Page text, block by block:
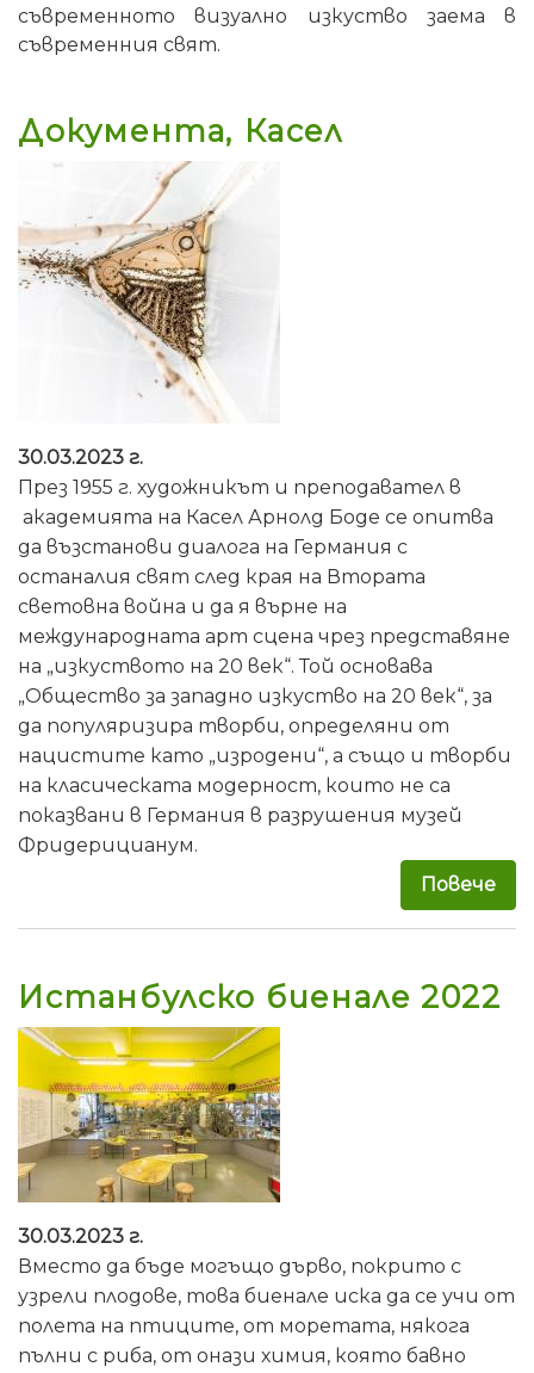
съвременното визуално изкуство заема в
съвременния свят.
Документа, Касел
30.03.2023 г.
През 1955 г. художникът и преподавател в
академията на Касел Арнолд Боде се опитва
да възстанови диалога на Германия с
останалия свят след края на Втората
световна война и да я върне на
международната арт сцена чрез представяне
на „изкуството на 20 век“. Той основава
„Общество за западно изкуство на 20 век“, за
да популяризира творби, определяни от
нацистите като „изродени“, а също и творби
на класическата модерност, които не са
показвани в Германия в разрушения музей
Фридерицианум.
Повече
Истанбулско биенале 2022
30.03.2023 г.
Вместо да бъде могъщо дърво, покрито с
узрели плодове, това биенале иска да се учи от
полета на птиците, от моретата, някога
пълни с риба, от онази химия, която бавно